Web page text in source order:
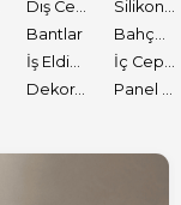
Dış Cephe Boyaları
Silikon ve Mastikler
Bantlar
Bahçe El Aletleri
İş Eldiveni
İç Cephe Boyaları
Dekoratif Boyalar Panel Kapı Boyası